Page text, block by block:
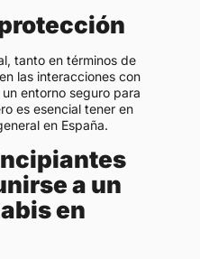
tanto en términos de
las interacciones con
entorno seguro para
es esencial tener en
en España.
a un
en